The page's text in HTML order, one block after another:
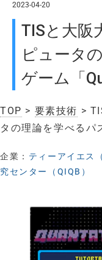
2023-04-20
TISと大阪
ピュータ
ゲーム「
TOP > 要素技術 >
タの理論を学べる
企業： ティーアイエス
究センター（QIQB）